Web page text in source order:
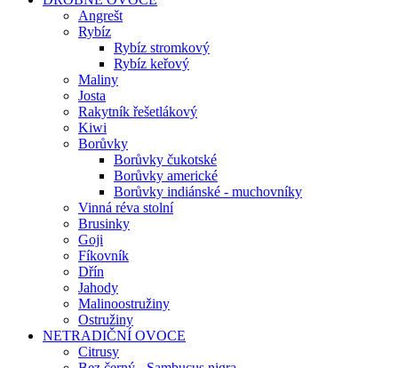
Angrešt
Rybíz
Rybíz stromkový
Rybíz keřový
Maliny
Josta
Rakytník řešetlákový
Kiwi
Borůvky
Borůvky čukotské
Borůvky americké
Borůvky indiánské - muchovníky
Vinná réva stolní
Brusinky
Goji
Fíkovník
Dřín
Jahody
Malinoostružiny
Ostružiny
NETRADIČNÍ OVOCE
Citrusy